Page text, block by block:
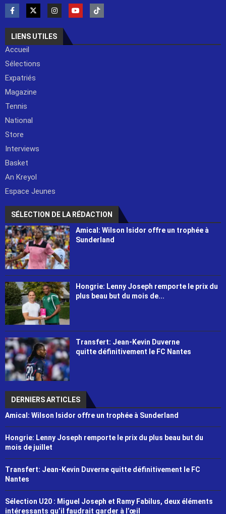
LIENS UTILES
Accueil
Sélections
Expatriés
Magazine
Tennis
National
Store
Interviews
Basket
An Kreyol
Espace Jeunes
SÉLECTION DE LA RÉDACTION
Amical: Wilson Isidor offre un trophée à
Sunderland
Hongrie: Lenny Joseph remporte le prix du
plus beau but du mois de...
Transfert: Jean-Kevin Duverne
quitte définitivement le FC Nantes
DERNIERS ARTICLES
Amical: Wilson Isidor offre un trophée à Sunderland
Hongrie: Lenny Joseph remporte le prix du plus beau but du
mois de juillet
Transfert: Jean-Kevin Duverne quitte définitivement le FC
Nantes
Sélection U20 : Miguel Joseph et Ramy Fabilus, deux éléments
intéressants qu’il faudrait garder à l’œil